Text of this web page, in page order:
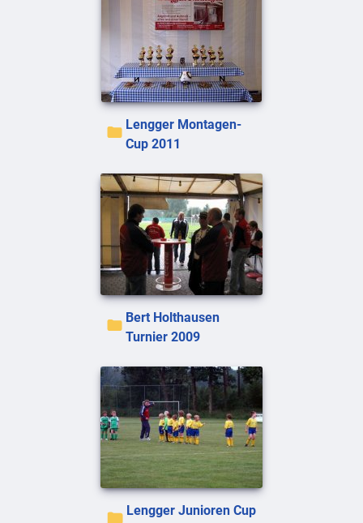
Lengger Montagen-
Cup 2011
Bert Holthausen
Turnier 2009
Lengger Junioren Cup